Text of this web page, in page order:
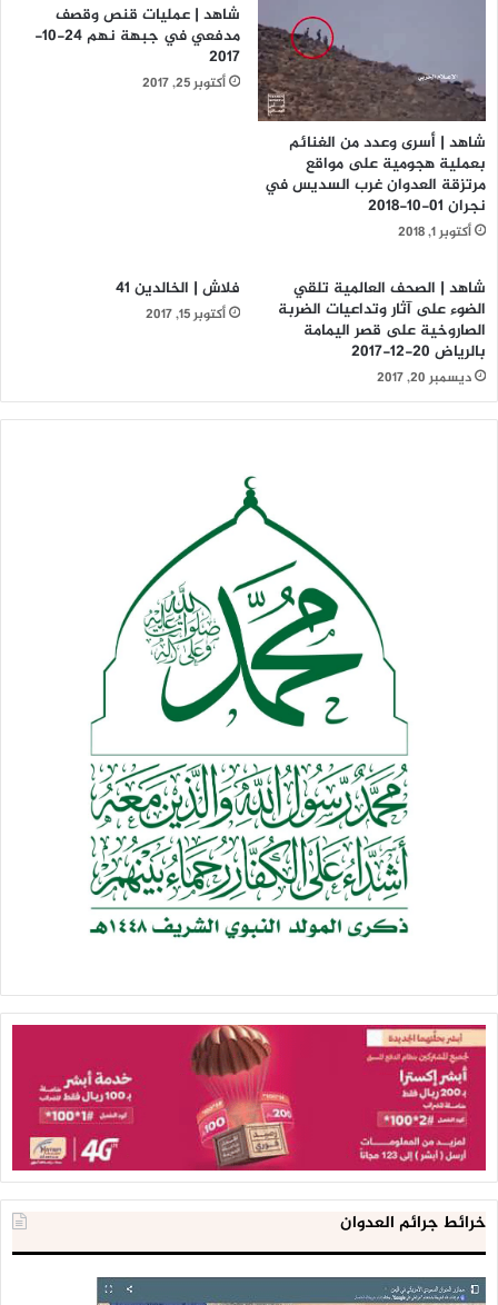
شاهد | أسرى وعدد من الغنائم
بعملية هجومية على مواقع
مرتزقة العدوان غرب السديس في
نجران 01-10-2018
أكتوبر 1, 2018
شاهد | عمليات قنص وقصف
مدفعي في جبهة نهم 24-10-
2017
أكتوبر 25, 2017
شاهد | الصحف العالمية تلقي
الضوء على آثار وتداعيات الضربة
الصاروخية على قصر اليمامة
بالرياض 20-12-2017
ديسمبر 20, 2017
فلاش | الخالدين 41
أكتوبر 15, 2017
خرائط جرائم العدوان